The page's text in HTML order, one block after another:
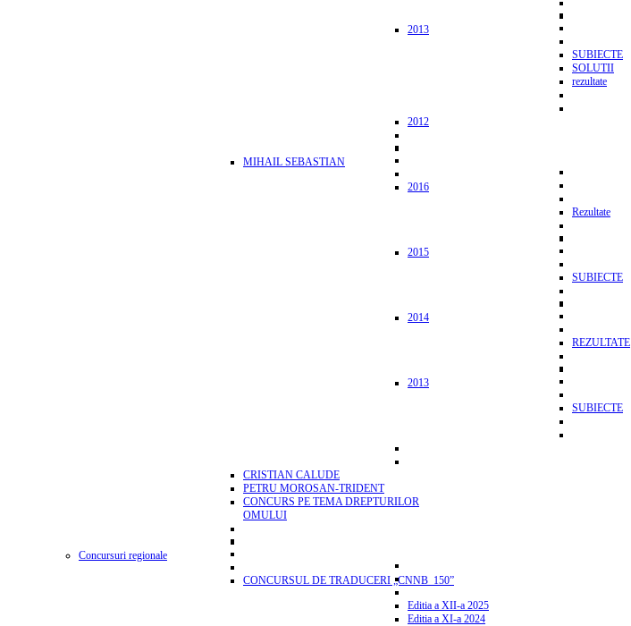
2013
SUBIECTE
SOLUTII
rezultate
2012
MIHAIL SEBASTIAN
2016
Rezultate
2015
SUBIECTE
2014
REZULTATE
2013
SUBIECTE
CRISTIAN CALUDE
PETRU MOROSAN-TRIDENT
CONCURS PE TEMA DREPTURILOR
OMULUI
Concursuri regionale
CONCURSUL DE TRADUCERI „CNNB_150”
Editia a XII-a 2025
Editia a XI-a 2024